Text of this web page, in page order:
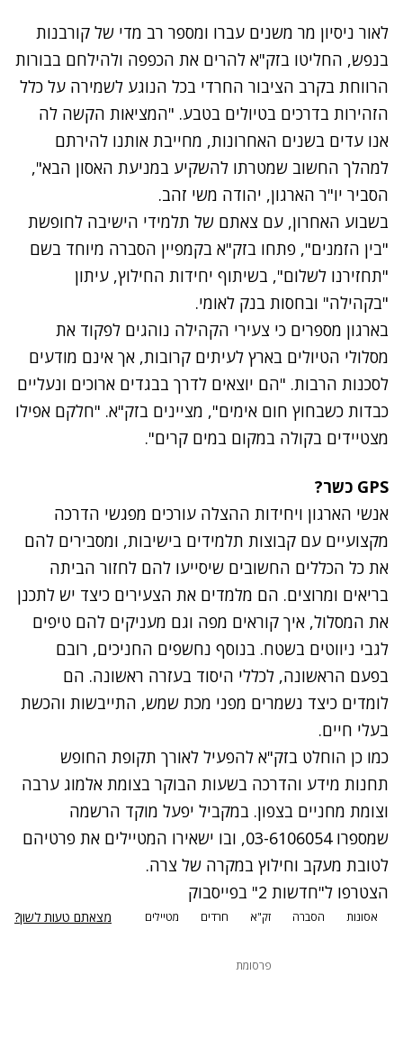
לאור ניסיון מר משנים עברו ומספר רב מדי של קורבנות
בנפש, החליטו בזק"א להרים את הכפפה ולהילחם בבורות
הרווחת בקרב הציבור החרדי בכל הנוגע לשמירה על כלל
הזהירות בדרכים בטיולים בטבע. "המציאות הקשה לה
אנו עדים בשנים האחרונות, מחייבת אותנו להירתם
למהלך החשוב שמטרתו להשקיע במניעת האסון הבא",
הסביר יו"ר הארגון, יהודה משי זהב.
בשבוע האחרון, עם צאתם של תלמידי הישיבה לחופשת
"בין הזמנים", פתחו בזק"א בקמפיין הסברה מיוחד בשם
"תחזירנו לשלום", בשיתוף יחידות החילוץ, עיתון
"בקהילה" ובחסות בנק לאומי.
בארגון מספרים כי צעירי הקהילה נוהגים לפקוד את
מסלולי הטיולים בארץ לעיתים קרובות, אך אינם מודעים
לסכנות הרבות. "הם יוצאים לדרך בבגדים ארוכים ונעליים
כבדות כשבחוץ חום אימים", מציינים בזק"א. "חלקם אפילו
מצטיידים בקולה במקום במים קרים".
GPS כשר?
אנשי הארגון ויחידות ההצלה עורכים מפגשי הדרכה
מקצועיים עם קבוצות תלמידים בישיבות, ומסבירים להם
את כל הכללים החשובים שיסייעו להם לחזור הביתה
בריאים ומרוצים. הם מלמדים את הצעירים כיצד יש לתכנן
את המסלול, איך קוראים מפה וגם מעניקים להם טיפים
לגבי ניווטים בשטח. בנוסף נחשפים החניכים, רובם
בפעם הראשונה, לכללי היסוד בעזרה ראשונה. הם
לומדים כיצד נשמרים מפני מכת שמש, התייבשות והכשת
בעלי חיים.
כמו כן הוחלט בזק"א להפעיל לאורך תקופת החופש
תחנות מידע והדרכה בשעות הבוקר בצומת אלמוג ערבה
וצומת מחניים בצפון. במקביל יפעל מוקד הרשמה
שמספרו 03-6106054, ובו ישאירו המטיילים את פרטיהם
לטובת מעקב וחילוץ במקרה של צרה.
הצטרפו ל"חדשות 2" בפייסבוק
אסונות הסברה זק"א חרדים מטיילים מצאתם טעות לשון?
פרסומת